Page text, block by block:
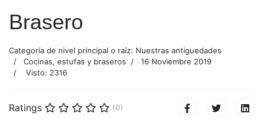
Brasero
Categoría de nivel principal o raíz: Nuestras antiguedades
Cocinas, estufas y braseros
16 Noviembre 2019
Visto: 2316
Ratings (0)